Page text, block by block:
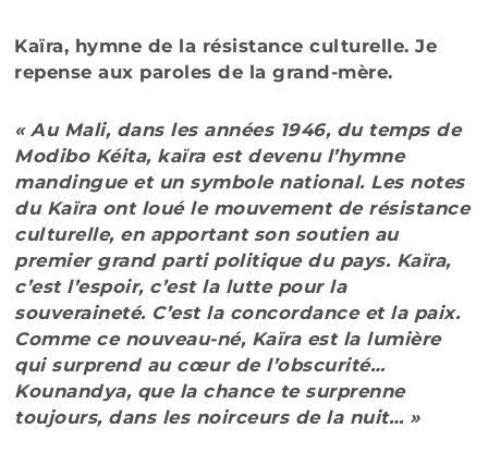
Kaïra, hymne de la résistance culturelle. Je
repense aux paroles de la grand-mère.
« Au Mali, dans les années 1946, du temps de
Modibo Kéita, kaïra est devenu l’hymne
mandingue et un symbole national. Les notes
du Kaïra ont loué le mouvement de résistance
culturelle, en apportant son soutien au
premier grand parti politique du pays. Kaïra,
c’est l’espoir, c’est la lutte pour la
souveraineté. C’est la concordance et la paix.
Comme ce nouveau-né, Kaïra est la lumière
qui surprend au cœur de l’obscurité…
Kounandya, que la chance te surprenne
toujours, dans les noirceurs de la nuit… »